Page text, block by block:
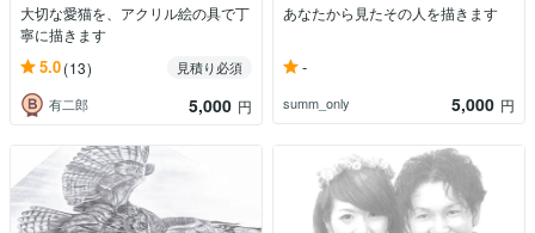
大切な愛猫を、アクリル絵の具で丁
寧に描きます
5.0(13)
見積り必須
有二郎
5,000 円
あなたから見たその人を描きます
-
summ_only 5,000 円